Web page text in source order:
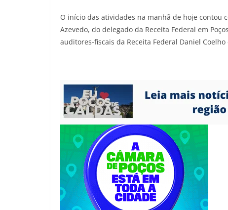
O início das atividades na manhã de hoje contou
Azevedo, do delegado da Receita Federal em
auditores-fiscais da Receita Federal Daniel Coelho